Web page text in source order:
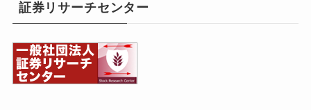
証券リサーチセンター